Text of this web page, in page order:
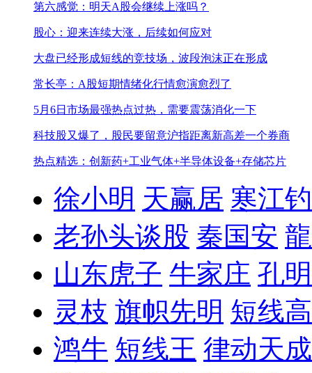
第六感觉：明天A股会继续上涨吗？
股心：迎来连续大涨，后续如何应对
大盘已经形成短线的竞技场，波段泡沫正在形成
常长亭：A股短期情绪化行情愈演愈烈了
5月6日市场最强热点过热，需要震荡消化一下
科技股又爆了，股民要留意沪指距离新高差一个券商
热点精选：创新药+工业气体+半导体设备+存储芯片
徐小明 天赢居 寒江
老孙头谈股 秦国安
山东虎子 牛家庄 孔
灵枝 旗帜先明 短线
鸿牛 短线王 律动天成